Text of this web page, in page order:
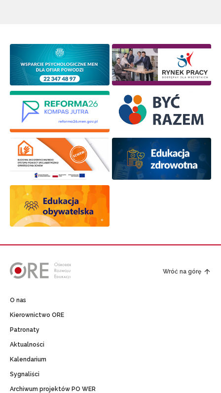
Wróć na górę
O nas
Kierownictwo ORE
Patronaty
Aktualności
Kalendarium
Sygnaliści
Archiwum projektów PO WER